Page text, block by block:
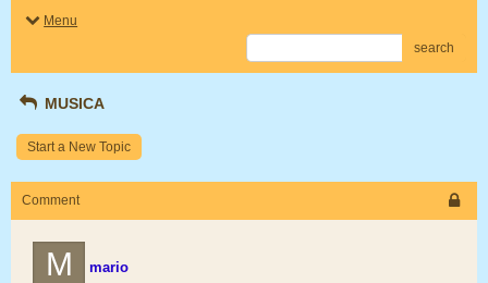
Menu
search
MUSICA
Start a New Topic
Comment
M mario